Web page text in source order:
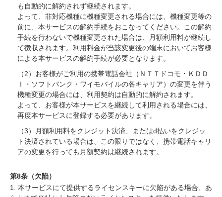
も自動的に解約されず継続されます。
よって、非対応機種に機種変更される場合には、機種変更等の
前に、本サービスの解約手続をおこなってください。この解約
手続を行わないで機種変更された場合は、月額利用料が継続し
て徴収されます。利用料金が当該変更後の端末においてお客様
による本サービスの解約手続が必要となります。
（2）お客様がご利用の携帯電話会社（ＮＴＴドコモ・ＫＤＤ
Ｉ・ソフトバンク・ワイモバイルの各キャリア）の変更を伴う
機種変更の場合には、利用契約は自動的に解約されます。
よって、お客様が本サービスを継続して利用される場合には、
再度本サービスに登録する必要があります。
（3）月額利用料をクレジット決済、またはd払いをクレジッ
ト決済されている場合は、この限りではなく、携帯電話キャリ
アの変更を行っても月額契約は継続されます。
第8条（欠陥）
1. 本サービスにて提供するライセンスキーに欠陥がある場合、あ